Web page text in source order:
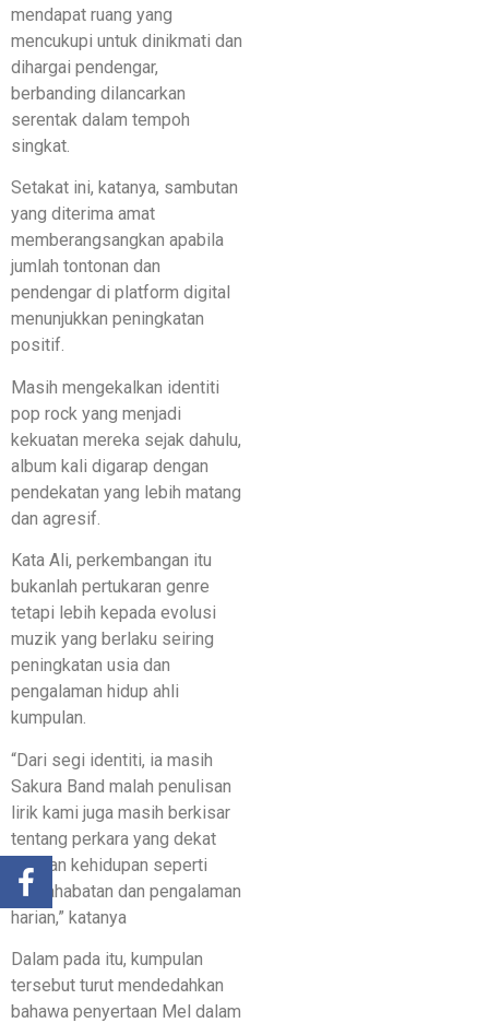
mendapat ruang yang
mencukupi untuk dinikmati dan
dihargai pendengar,
berbanding dilancarkan
serentak dalam tempoh
singkat.
Setakat ini, katanya, sambutan
yang diterima amat
memberangsangkan apabila
jumlah tontonan dan
pendengar di platform digital
menunjukkan peningkatan
positif.
Masih mengekalkan identiti
pop rock yang menjadi
kekuatan mereka sejak dahulu,
album kali digarap dengan
pendekatan yang lebih matang
dan agresif.
Kata Ali, perkembangan itu
bukanlah pertukaran genre
tetapi lebih kepada evolusi
muzik yang berlaku seiring
peningkatan usia dan
pengalaman hidup ahli
kumpulan.
“Dari segi identiti, ia masih
Sakura Band malah penulisan
lirik kami juga masih berkisar
tentang perkara yang dekat
dengan kehidupan seperti
persahabatan dan pengalaman
harian,” katanya
Dalam pada itu, kumpulan
tersebut turut mendedahkan
bahawa penyertaan Mel dalam